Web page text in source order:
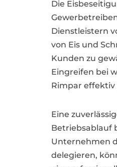
Die
Dienstleistern
von Eis und
Kunden zu
Eingreifen bei
Rimpar
Eine
Betriebsablauf
Unternehmen
delegieren,